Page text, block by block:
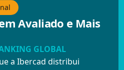
Avaliado e Mais
GLOBAL
a Ibercad distribui